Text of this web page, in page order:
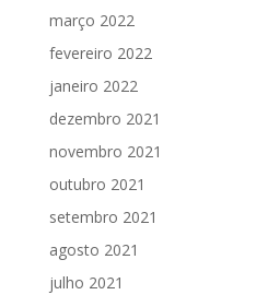
março 2022
fevereiro 2022
janeiro 2022
dezembro 2021
novembro 2021
outubro 2021
setembro 2021
agosto 2021
julho 2021